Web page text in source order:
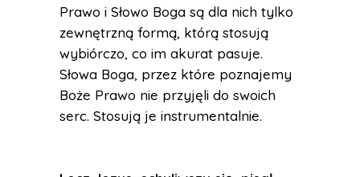
Prawo i Słowo Boga są dla nich tylko
zewnętrzną formą, którą stosują
wybiórczo, co im akurat pasuje.
Słowa Boga, przez które poznajemy
Boże Prawo nie przyjęli do swoich
serc. Stosują je instrumentalnie.